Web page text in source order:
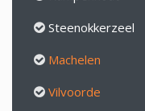
Steenokkerzeel
Machelen
Vilvoorde